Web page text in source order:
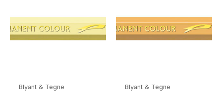
Blyant & Tegne Blyant & Tegne